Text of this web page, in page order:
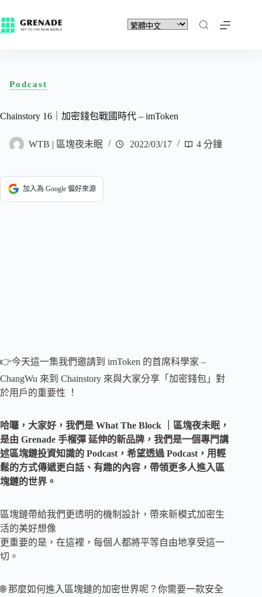
Podcast
Chainstory 16｜加密錢包戰國時代 – imToken
WTB | 區塊夜未眠 2022/03/17 4 分鐘
加入為 Google 偏好來源
👉今天這一集我們邀請到 imToken 的首席科學家 –
ChangWu 來到 Chainstory 來與大家分享「加密錢包」對
於用戶的重要性 ！
哈囉，大家好，我們是 What The Block ｜區塊夜未眠，
是由 Grenade 手榴彈 延伸的新品牌，我們是一個專門講
述區塊鏈投資知識的 Podcast，希望透過 Podcast，用輕
鬆的方式傳遞更白話、有趣的內容，帶領更多人進入區
塊鏈的世界。
區塊鏈帶給我們更透明的機制設計，帶來新模式加密生
活的美好想像
更重要的是，在這裡，每個人都將平等自由地享受這一
切。
🌐 那麼如何進入區塊鏈的加密世界呢？你需要一款安全